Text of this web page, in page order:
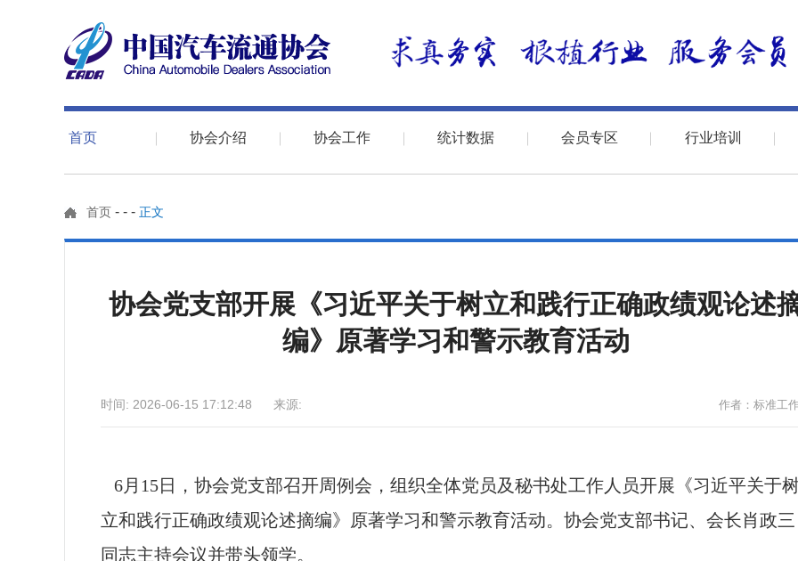
首页 协会介绍 协会工作 统计数据 会员专区 行业培训
首页 - - - 正文
协会党支部开展《习近平关于树立和践行正确政绩观论述
编》原著学习和警示教育活动
时间: 2026-06-15 17:12:48 来源: 作者：标准工
6月15日，协会党支部召开周例会，组织全体党员及秘书处工作人员开展《习近平关于
立和践行正确政绩观论述摘编》 原著学习和警示教育活动。 协会党支部书记、 会长肖政三
同志主持会议并带头领学。